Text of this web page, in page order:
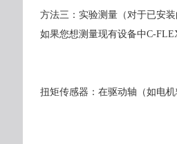
方法三：实验测量（对于已安
如果您想测量现有设备中C-
扭矩传感器：在驱动轴（如电